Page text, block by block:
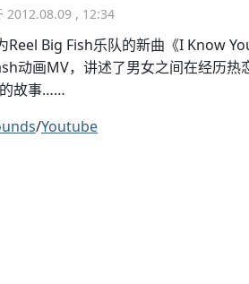
2012.08.09 , 12:34
Reel Big Fish乐队的新曲《I Know
动画MV，讲述了男女之间在经历热
故事……
/Youtube